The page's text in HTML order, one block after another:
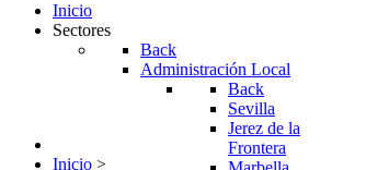
Inicio
Sectores
Back
Administración Local
Back
Sevilla
Jerez de la
Frontera
Inicio >